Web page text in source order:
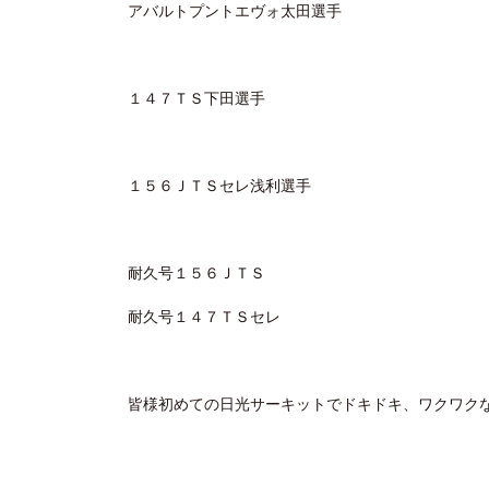
アバルトプントエヴォ太田選手
１４７ＴＳ下田選手
１５６ＪＴＳセレ浅利選手
耐久号１５６ＪＴＳ
耐久号１４７ＴＳセレ
皆様初めての日光サーキットでドキドキ、ワクワク